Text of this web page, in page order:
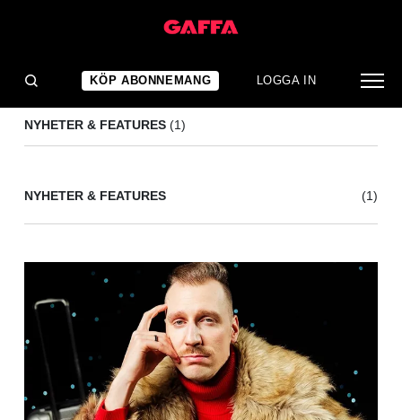
KÖP ABONNEMANG LOGGA IN
NYHETER & FEATURES (1)
NYHETER & FEATURES (1)